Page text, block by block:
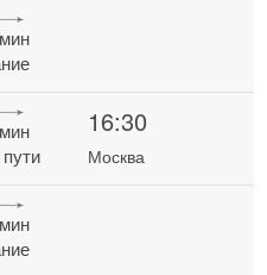
16:30
Москва